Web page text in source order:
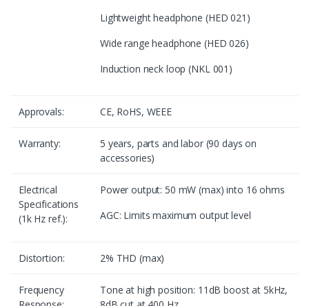
Lightweight headphone (HED 021)
Wide range headphone (HED 026)
Induction neck loop (NKL 001)
Approvals: CE, RoHS, WEEE
Warranty:
5 years, parts and labor (90 days on
accessories)
Electrical
Specifications
(1k Hz ref.):
Power output: 50 mW (max) into 16 ohms
AGC: Limits maximum output level
Distortion: 2% THD (max)
Frequency
Tone at high position: 11dB boost at 5kHz,